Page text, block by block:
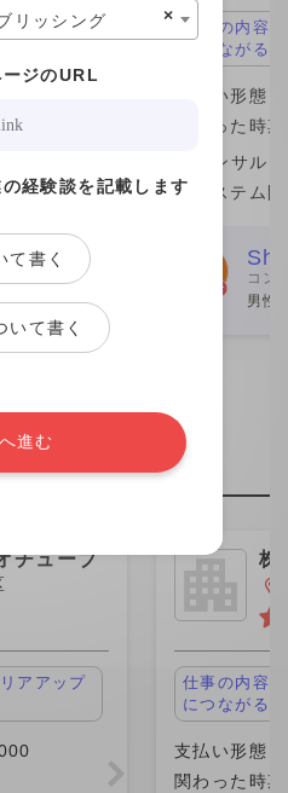
アアップ
負ってい
なっていま
さん数名か
で、みな
社員さんと
仕事の内容
につながる
支払い形態
関わった時
ITコンサル
のシステム
が一番の魅
ムエンジニ
が、この案
コン
男性
チューブ
アアップ
株
ｈ
仕事の内容
につながる
支払い形態
関わった時
×
リッシング
ジのURL
経験談を記載します
て書く
て書く
進む